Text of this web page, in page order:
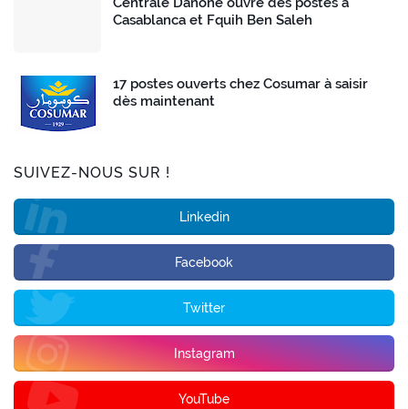
Casablanca et Fquih Ben Saleh
17 postes ouverts chez Cosumar à saisir
dès maintenant
SUIVEZ-NOUS SUR !
Linkedin
Facebook
Twitter
Instagram
YouTube